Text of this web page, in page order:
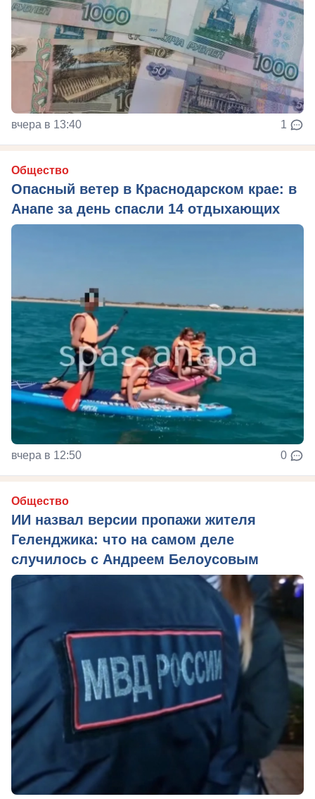
вчера в 13:40 1
Общество
Опасный ветер в Краснодарском крае: в
Анапе за день спасли 14 отдыхающих
вчера в 12:50 0
Общество
ИИ назвал версии пропажи жителя
Геленджика: что на самом деле
случилось с Андреем Белоусовым